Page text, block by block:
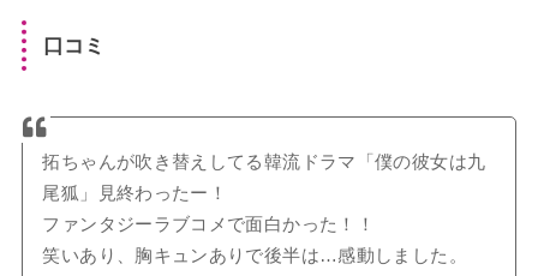
口コミ
拓ちゃんが吹き替えしてる韓流ドラマ「僕の彼女は九
尾狐」見終わったー！
ファンタジーラブコメで面白かった！！
笑いあり、胸キュンありで後半は…感動しました。